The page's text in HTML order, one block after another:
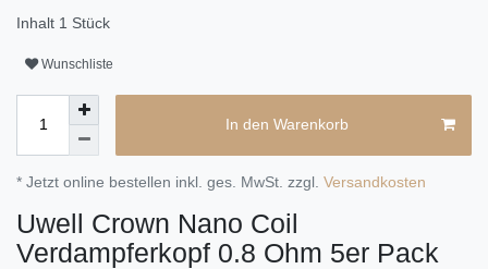
Inhalt 1 Stück
Wunschliste
In den Warenkorb
* Jetzt online bestellen inkl. ges. MwSt. zzgl. Versandkosten
Uwell Crown Nano Coil
Verdampferkopf 0.8 Ohm 5er Pack